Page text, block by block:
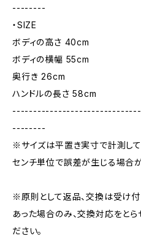
--------
・SIZE
ボディの高さ 40cm
ボディの横幅 55cm
奥行き 26cm
ハンドルの長さ 58cm
--------
※サイズは平置き実寸で計測し
センチ単位で誤差が生じる場合が
※原則として返品、交換は受け
あった場合のみ、交換対応をとら
ださい。